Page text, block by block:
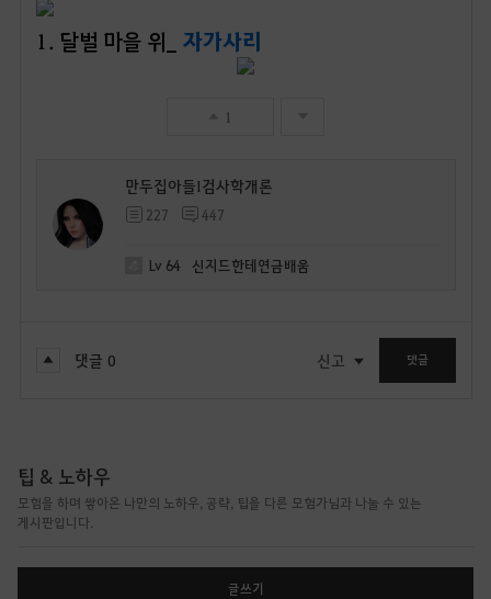
1 . 달벌 마을 위_ 자가사리
1
만두집아들I검사학개론
227 447
Lv 64 신지드한테연금배움
댓글 0 신고 댓글
팁 & 노하우
모험을 하며 쌓아온 나만의 노하우, 공략, 팁을 다른 모험가님과 나눌 수 있는
게시판입니다.
글쓰기